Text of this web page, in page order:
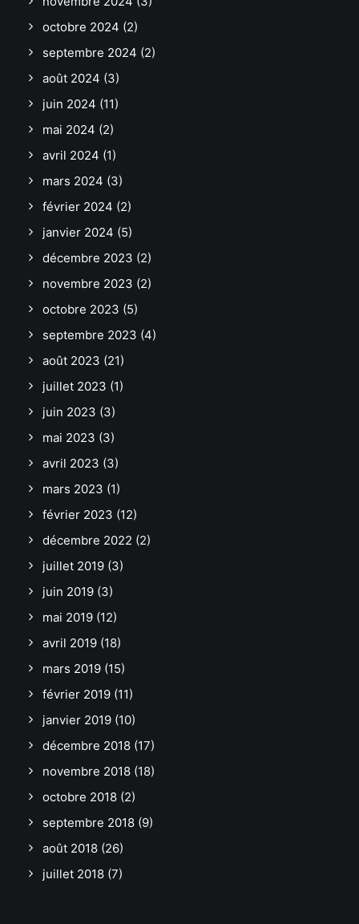
octobre 2024 (2)
septembre 2024 (2)
août 2024 (3)
juin 2024 (11)
mai 2024 (2)
avril 2024 (1)
mars 2024 (3)
février 2024 (2)
janvier 2024 (5)
décembre 2023 (2)
novembre 2023 (2)
octobre 2023 (5)
septembre 2023 (4)
août 2023 (21)
juillet 2023 (1)
juin 2023 (3)
mai 2023 (3)
avril 2023 (3)
mars 2023 (1)
février 2023 (12)
décembre 2022 (2)
juillet 2019 (3)
juin 2019 (3)
mai 2019 (12)
avril 2019 (18)
mars 2019 (15)
février 2019 (11)
janvier 2019 (10)
décembre 2018 (17)
novembre 2018 (18)
octobre 2018 (2)
septembre 2018 (9)
août 2018 (26)
juillet 2018 (7)